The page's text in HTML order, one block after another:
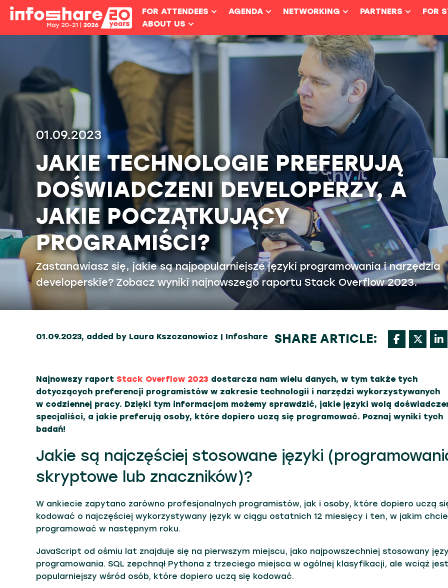
FOR ATTENDEES AGENDA NETWORKING PARTNERS
FOR
ABOUT US
01.09.2023
JAKIE TECHNOLOGIE PREFERUJĄ
DOŚWIADCZENI DEVELOPERZY, A
JAKIE POCZĄTKUJĄCY
PROGRAMIŚCI?
Zastanawiasz się, jakie są najpopularniejsze języki programowania i narzędzia
developerskie? Zobacz wyniki najnowszego raportu Stack Overflow 2023.
SHARE ARTICLE:
01.09.2023, added by Laura Kszczanowicz | Infoshare
Najnowszy raport Stack Overflow 2023 dostarcza nam wielu danych, w tym także tych
dotyczących preferencji programistów w zakresie technologii i narzędzi wykorzystywanych
w codziennej pracy. Dzięki tym informacjom możemy sprawdzić, jakie języki wolą
specjaliści, a jakie preferują osoby, które dopiero uczą się programować. Poznaj wyniki tych
badań!
Jakie są najczęściej stosowane języki
skryptowe lub znaczników)?
W ankiecie zapytano zarówno profesjonalnych programistów, jak i osoby, które dopiero uczą
kodować o najczęściej wykorzystywany język w ciągu ostatnich 12 miesięcy i ten, w jakim
programować w następnym roku.
JavaScript od ośmiu lat znajduje się na pierwszym miejscu, jako najpowszechniej stosowany
programowania. SQL zepchnął Pythona z trzeciego miejsca w ogólnej klasyfikacji, ale wciąż jest
popularniejszy wśród osób, które dopiero uczą się kodować.